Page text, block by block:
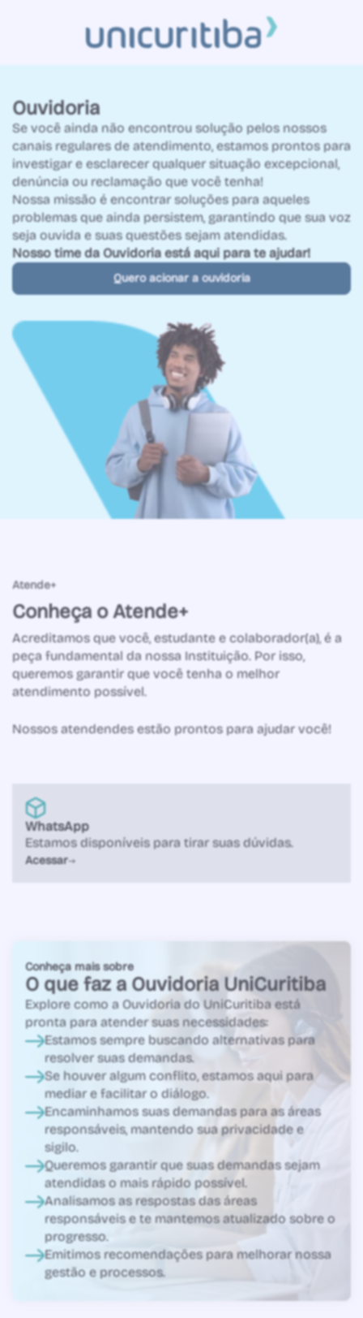
Ouvidoria
Se você ainda não encontrou solução pelos nossos
canais regulares de atendimento, estamos prontos para
investigar e esclarecer qualquer situação excepcional,
denúncia ou reclamação que você tenha!
Nossa missão é encontrar soluções para aqueles
problemas que ainda persistem, garantindo que sua voz
seja ouvida e suas questões sejam atendidas.
Nosso time da Ouvidoria está aqui para te ajudar!
Quero acionar a ouvidoria
Atende+
Conheça o Atende+
Acreditamos que você, estudante e colaborador(a), é a
peça fundamental da nossa Instituição. Por isso,
queremos garantir que você tenha o melhor
atendimento possível.
Nossos atendendes estão prontos para ajudar você!
WhatsApp
Estamos disponíveis para tirar suas dúvidas.
Acessar
Conheça mais sobre
O que faz a Ouvidoria UniCuritiba
Explore como a Ouvidoria do UniCuritiba está
pronta para atender suas necessidades:
Estamos sempre buscando alternativas para
resolver suas demandas.
Se houver algum conflito, estamos aqui para
mediar e facilitar o diálogo.
Encaminhamos suas demandas para as áreas
responsáveis, mantendo sua privacidade e
sigilo.
Queremos garantir que suas demandas sejam
atendidas o mais rápido possível.
Analisamos as respostas das áreas
responsáveis e te mantemos atualizado sobre o
progresso.
Emitimos recomendações para melhorar nossa
gestão e processos.